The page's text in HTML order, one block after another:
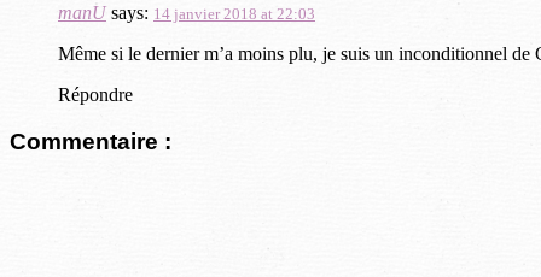
manU says: 14 janvier 2018 at 22:03
Même si le dernier m’a moins plu, je suis un inconditionnel
Répondre
Commentaire :